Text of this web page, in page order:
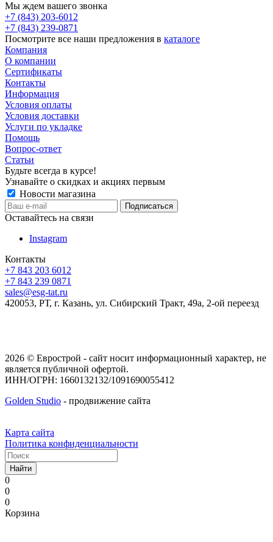
Мы ждем вашего звонка
+7 (843) 203-6012
+7 (843) 239-0871
Посмотрите все наши предложения в каталоге
Компания
О компании
Сертификаты
Контакты
Информация
Условия оплаты
Условия доставки
Услуги по укладке
Помощь
Вопрос-ответ
Статьи
Будьте всегда в курсе!
Узнавайте о скидках и акциях первым
Новости магазина
Оставайтесь на связи
Instagram
Контакты
+7 843 203 6012
+7 843 239 0871
sales@esg-tat.ru
420053, РТ, г. Казань, ул. Сибирский Тракт, 49а, 2-ой переезд
2026 © Еврострой - сайт носит информационный характер, не
является публичной офертой.
ИНН/ОГРН: 1660132132/1091690055412
Golden Studio - продвижение сайта
Карта сайта
Политика конфиденциальности
Найти
0
0
0
Корзина